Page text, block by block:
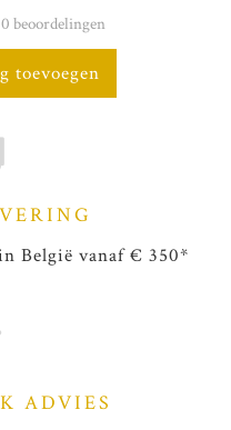
beoordelingen
toevoegen
België vanaf € 350*
ADVIES